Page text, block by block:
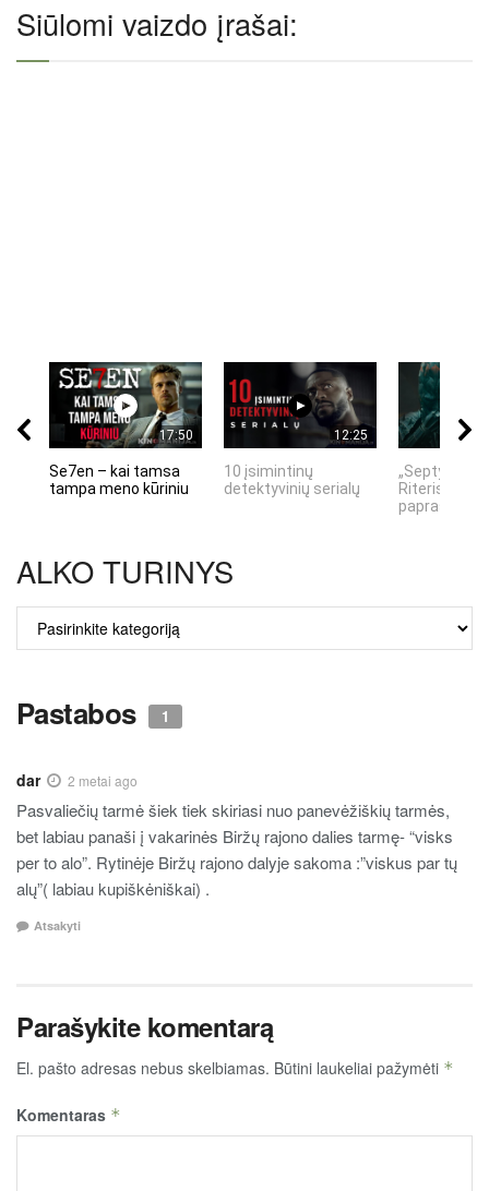
Siūlomi vaizdo įrašai:
17:50
Se7en – kai tamsa
tampa meno kūriniu
12:25
10 įsimintinų
detektyvinių serialų
„Septynių
Riteris" – kai
ALKO TURINYS
ALKO
TURINYS
Pastabos 1
dar 2 metai ago
Pasvaliečių tarmė šiek tiek skiriasi nuo panevėžiškių tarmės,
bet labiau panaši į vakarinės Biržų rajono dalies tarmę- “visks
per to alo”. Rytinėje Biržų rajono dalyje sakoma :”viskus par tų
alų”( labiau kupiškėniškai) .
Atsakyti
Parašykite komentarą
El. pašto adresas nebus skelbiamas. Būtini laukeliai pažymėti *
Komentaras *